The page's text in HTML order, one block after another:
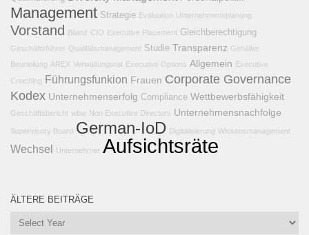
Management Strategie Evaluation Unternehmensplanung
Vorstand Bilanz CIO Executive Placement Gleichberechtigung
Geschäftsführer Qualitätsmanagement Studie Transparenz Gehälter
Beurteilung AREX Verwaltungsrat Executive Options Allgemein Executive
Coaching Führungsfunkion Frauen Corporate Governance
Kodex Unternehmenserfolg Compliance Wettbewerbsfähigkeit
Geschäftsbericht wbw Non Executive Directors Unternehmensnachfolge
Supervisory Board German-IoD Digitalisierung Wissensmanagement
Wechsel Unternehmer Aufsichtsräte
ÄLTERE BEITRÄGE